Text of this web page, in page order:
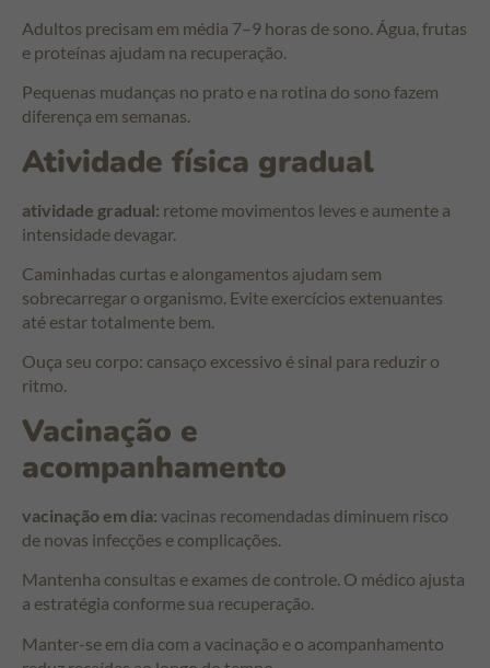
Adultos precisam em média 7–9 horas de sono. Água, frutas
e proteínas ajudam na recuperação.
Pequenas mudanças no prato e na rotina do sono fazem
diferença em semanas.
Atividade física gradual
atividade gradual: retome movimentos leves e aumente a
intensidade devagar.
Caminhadas curtas e alongamentos ajudam sem
sobrecarregar o organismo. Evite exercícios extenuantes
até estar totalmente bem.
Ouça seu corpo: cansaço excessivo é sinal para reduzir o
ritmo.
Vacinação e
acompanhamento
vacinação em dia: vacinas recomendadas diminuem risco
de novas infecções e complicações.
Mantenha consultas e exames de controle. O médico ajusta
a estratégia conforme sua recuperação.
Manter-se em dia com a vacinação e o acompanhamento